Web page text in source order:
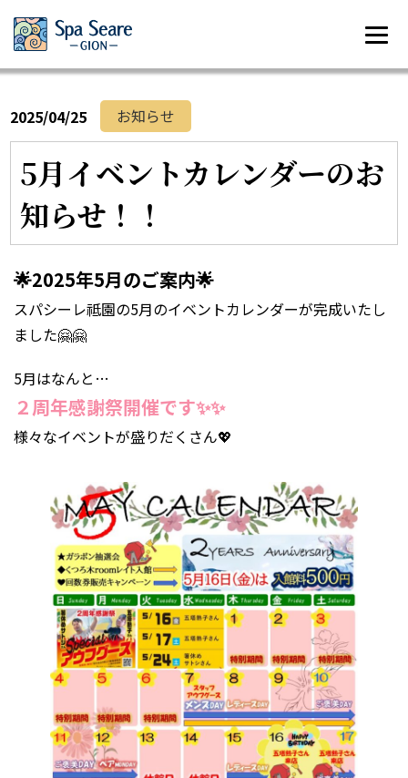
2025/04/25 お知らせ
5月イベントカレンダーのお
知らせ！！
🌟2025年5月のご案内🌟
スパシーレ祗園の5月のイベントカレンダーが完成いたし
ました🤗🤗
5月はなんと…
２周年感謝祭開催です✨✨
様々なイベントが盛りだくさん💖